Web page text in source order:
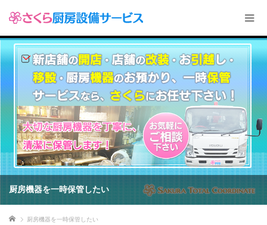
厨房機器を一時保管したい
ホーム 厨房機器を一時保管したい